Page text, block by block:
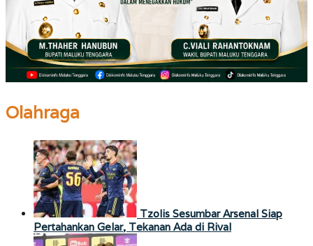
Olahraga
Tzolis Sesumbar Arsenal Siap
Pertahankan Gelar, Tekanan Ada di Rival